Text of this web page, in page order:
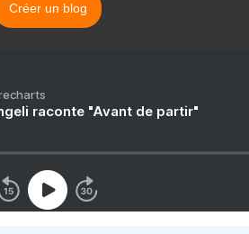
Créer un blog
raconte "Avant de partir"